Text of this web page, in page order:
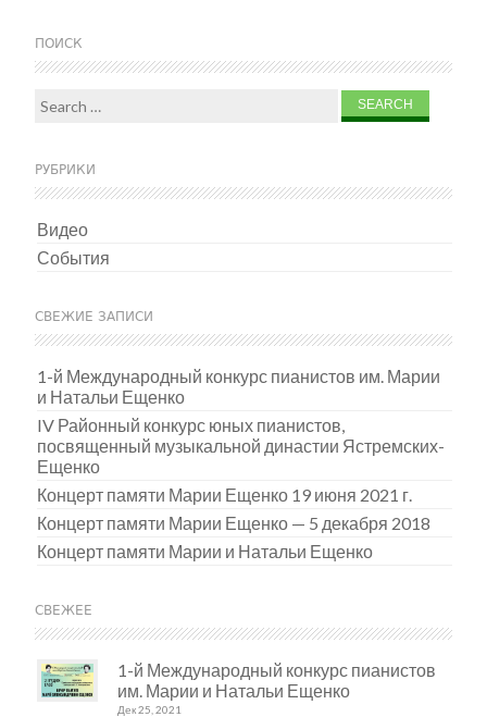
ПОИСК
Search for:
РУБРИКИ
Видео
События
СВЕЖИЕ ЗАПИСИ
1-й Международный конкурс пианистов им. Марии
и Натальи Ещенко
IV Районный конкурс юных пианистов,
посвященный музыкальной династии Ястремских-
Ещенко
Концерт памяти Марии Ещенко 19 июня 2021 г.
Концерт памяти Марии Ещенко — 5 декабря 2018
Концерт памяти Марии и Натальи Ещенко
СВЕЖЕЕ
1-й Международный конкурс пианистов
им. Марии и Натальи Ещенко
Дек 25, 2021